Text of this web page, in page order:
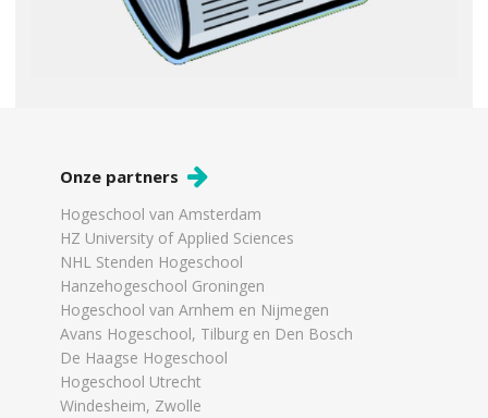
Onze partners
Hogeschool van Amsterdam
HZ University of Applied Sciences
NHL Stenden Hogeschool
Hanzehogeschool Groningen
Hogeschool van Arnhem en Nijmegen
Avans Hogeschool, Tilburg en Den Bosch
De Haagse Hogeschool
Hogeschool Utrecht
Windesheim, Zwolle